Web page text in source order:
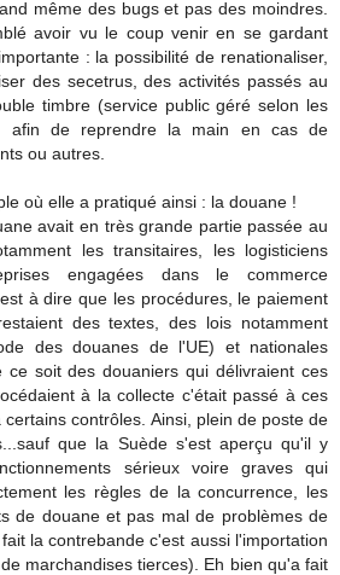
même des bugs et pas des moindres.
avoir vu le coup venir en se gardant
: la possibilité de renationaliser,
des secetrus, des activités passés au
timbre (service public géré selon les
afin de reprendre la main en cas de
ou autres.
où elle a pratiqué ainsi : la douane !
avait en très grande partie passée au
les transitaires, les logisticiens
engagées dans le commerce
à dire que les procédures, le paiement
des textes, des lois notamment
des douanes de l'UE) et nationales
ce soit des douaniers qui délivraient ces
à la collecte c'était passé à ces
contrôles. Ainsi, plein de poste de
que la Suède s'est aperçu qu'il y
sérieux voire graves qui
les règles de la concurrence, les
de douane et pas mal de problèmes de
la contrebande c'est aussi l'importation
marchandises tierces). Eh bien qu'a fait